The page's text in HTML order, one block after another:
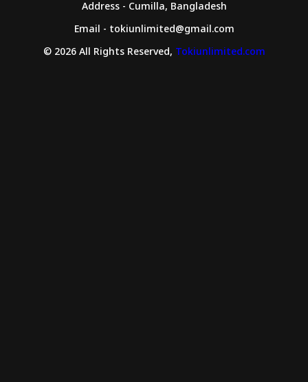
Address - Cumilla, Bangladesh
Email - tokiunlimited@gmail.com
© 2026 All Rights Reserved, Tokiunlimited.com